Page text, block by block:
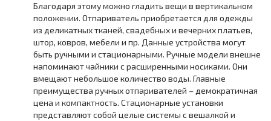
Благодаря этому можно гладить вещи в вертикальном
положении. Отпариватель приобретается для одежды
из деликатных тканей, свадебных и вечерних платьев,
штор, ковров, мебели и пр. Данные устройства могут
быть ручными и стационарными. Ручные модели внешне
напоминают чайники с расширенными носиками. Они
вмещают небольшое количество воды. Главные
преимущества ручных отпаривателей – демократичная
цена и компактность. Стационарные установки
представляют собой целые системы с вешалкой и